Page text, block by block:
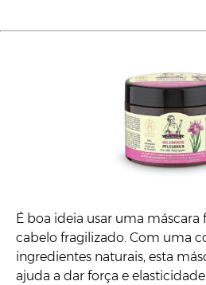
É boa ideia usar uma máscara
cabelo fragilizado. Com uma
ingredientes naturais, esta
ajuda a dar força e